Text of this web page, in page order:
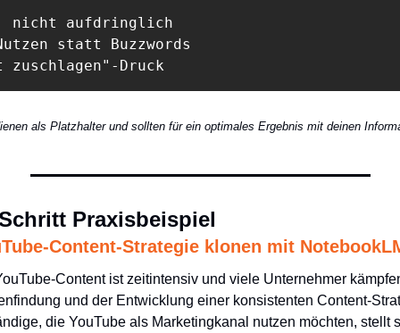
nicht aufdringlich
statt Buzzwords
Druck
als Platzhalter und sollten für ein optimales Ergebnis mit deinen
Praxisbeispiel
Content-Strategie klonen mit
Content ist zeitintensiv und viele Unternehmer
und der Entwicklung einer konsistenten Content-
die YouTube als Marketingkanal nutzen möchten, stellt